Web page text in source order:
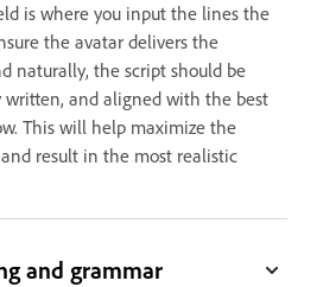
is where you input the lines the
the avatar delivers the
naturally, the script should be
written, and aligned with the best
This will help maximize the
and result in the most realistic
and grammar